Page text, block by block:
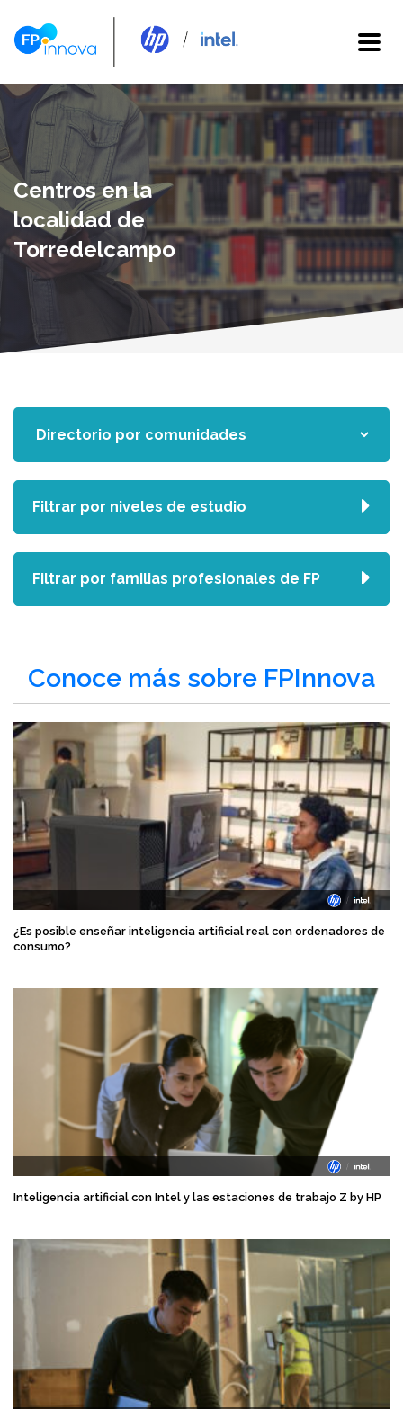
Centros en la
localidad de
Torredelcampo
Conoce más sobre FPInnova
¿Es posible enseñar inteligencia artificial real con ordenadores de
consumo?
Inteligencia artificial con Intel y las estaciones de trabajo Z by HP
Filtrar por niveles de estudio
Filtrar por familias profesionales de FP